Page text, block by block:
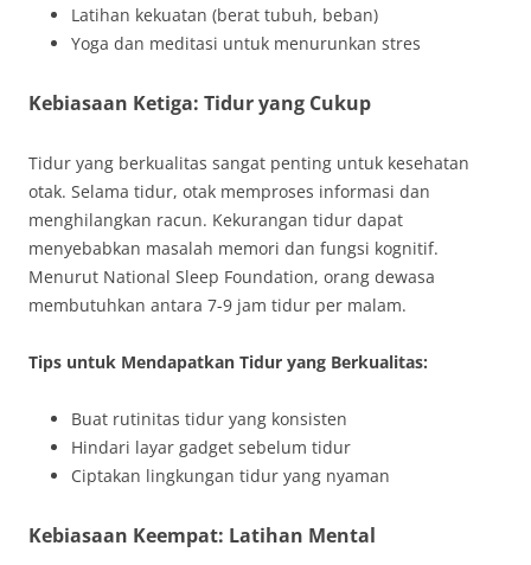
Latihan kekuatan (berat tubuh, beban)
Yoga dan meditasi untuk menurunkan stres
Kebiasaan Ketiga: Tidur yang Cukup
Tidur yang berkualitas sangat penting untuk kesehatan
otak. Selama tidur, otak memproses informasi dan
menghilangkan racun. Kekurangan tidur dapat
menyebabkan masalah memori dan fungsi kognitif.
Menurut National Sleep Foundation, orang dewasa
membutuhkan antara 7-9 jam tidur per malam.
Tips untuk Mendapatkan Tidur yang Berkualitas:
Buat rutinitas tidur yang konsisten
Hindari layar gadget sebelum tidur
Ciptakan lingkungan tidur yang nyaman
Kebiasaan Keempat: Latihan Mental